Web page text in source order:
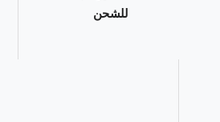
للشحن